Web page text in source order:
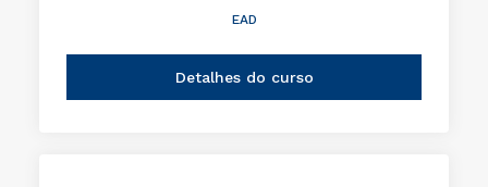
EAD
Detalhes do curso